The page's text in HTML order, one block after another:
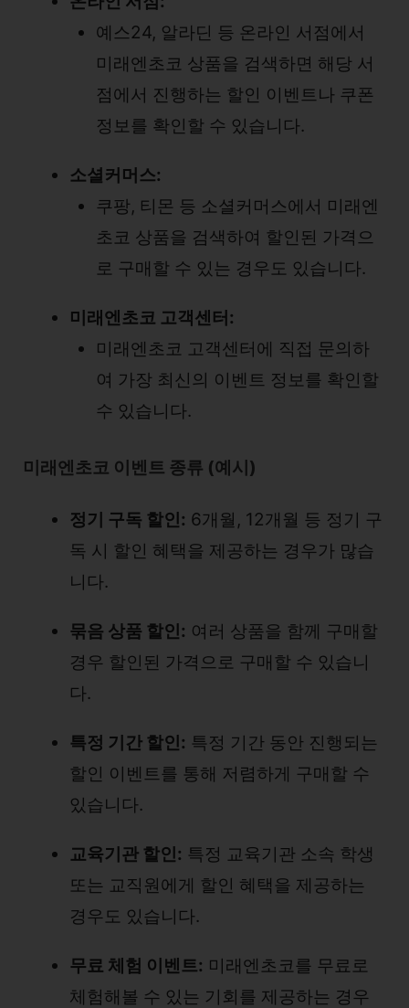
예스24, 알라딘 등 온라인 서점에서
미래엔초코 상품을 검색하면 해당 서
점에서 진행하는 할인 이벤트나 쿠폰
정보를 확인할 수 있습니다.
소셜커머스:
쿠팡, 티몬 등 소셜커머스에서 미래엔
초코 상품을 검색하여 할인된 가격으
로 구매할 수 있는 경우도 있습니다.
미래엔초코 고객센터:
미래엔초코 고객센터에 직접 문의하
여 가장 최신의 이벤트 정보를 확인할
수 있습니다.
미래엔초코 이벤트 종류 (예시)
정기 구독 할인: 6개월, 12개월 등 정기 구
독 시 할인 혜택을 제공하는 경우가 많습
니다.
묶음 상품 할인: 여러 상품을 함께 구매할
경우 할인된 가격으로 구매할 수 있습니
다.
특정 기간 할인: 특정 기간 동안 진행되는
할인 이벤트를 통해 저렴하게 구매할 수
있습니다.
교육기관 할인: 특정 교육기관 소속 학생
또는 교직원에게 할인 혜택을 제공하는
경우도 있습니다.
무료 체험 이벤트: 미래엔초코를 무료로
체험해볼 수 있는 기회를 제공하는 경우